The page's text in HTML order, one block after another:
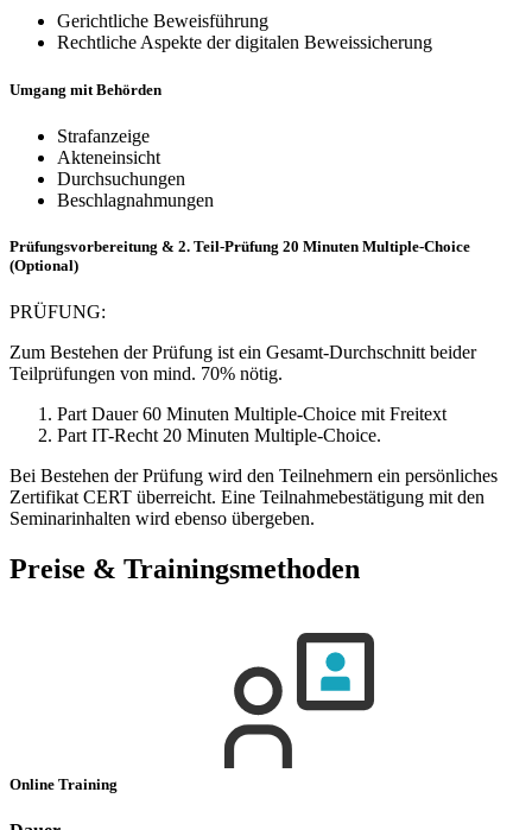
Gerichtliche Beweisführung
Rechtliche Aspekte der digitalen Beweissicherung
Umgang mit Behörden
Strafanzeige
Akteneinsicht
Durchsuchungen
Beschlagnahmungen
Prüfungsvorbereitung & 2. Teil-Prüfung 20 Minuten Multiple-Choice
(Optional)
PRÜFUNG:
Zum Bestehen der Prüfung ist ein Gesamt-Durchschnitt beider
Teilprüfungen von mind. 70% nötig.
Part Dauer 60 Minuten Multiple-Choice mit Freitext
Part IT-Recht 20 Minuten Multiple-Choice.
Bei Bestehen der Prüfung wird den Teilnehmern ein persönliches
Zertifikat CERT überreicht. Eine Teilnahmebestätigung mit den
Seminarinhalten wird ebenso übergeben.
Preise & Trainingsmethoden
Online Training